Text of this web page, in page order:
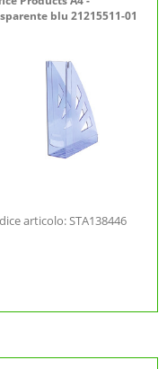
blu 21215511-01
articolo: STA138446